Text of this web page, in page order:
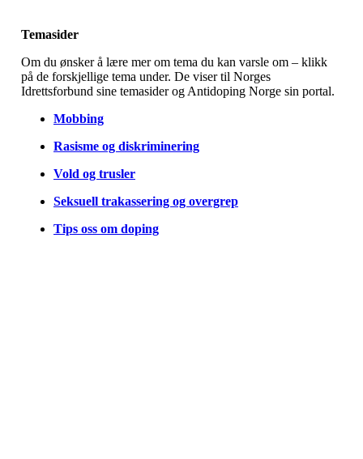
Temasider
Om du ønsker å lære mer om tema du kan varsle om – klikk
på de forskjellige tema under. De viser til Norges
Idrettsforbund sine temasider og Antidoping Norge sin portal.
Mobbing
Rasisme og diskriminering
Vold og trusler
Seksuell trakassering og overgrep
Tips oss om doping